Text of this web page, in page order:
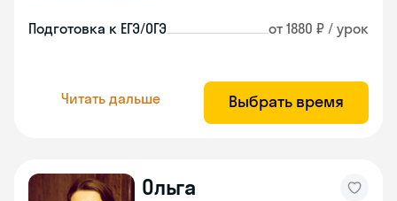
Подготовка к ЕГЭ/ОГЭ от 1880 ₽ / урок
Читать дальше Выбрать время
Ольга